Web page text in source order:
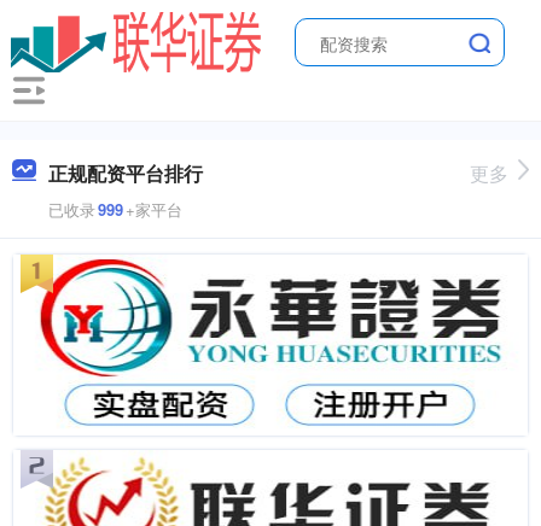
正规配资平台排行
已收录999+家平台
更多